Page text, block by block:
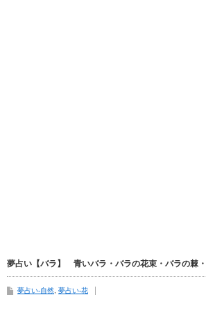
夢占い【バラ】 青いバラ・バラの花束・バラの棘
夢占い-自然, 夢占い-花